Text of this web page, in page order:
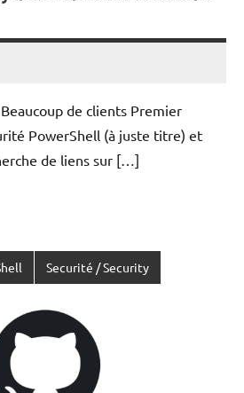
de clients Premier
PowerShell (à juste titre) et
de liens sur […]
Securité / Security